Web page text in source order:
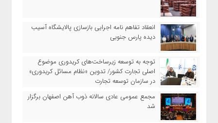
انعقاد تفاهم نامه اجرایی بازسازی پالایشگاه آسیب
دیده پارس جنوبی
توجه به توسعه زیرساخت‌های کریدوری موضوع
اصلی تجارت کشور/ تدوین «نظام مسائل کریدوری»
در سازمان توسعه تجارت
مجمع عمومی عادی سالانه ذوب آهن اصفهان برگزار
شد